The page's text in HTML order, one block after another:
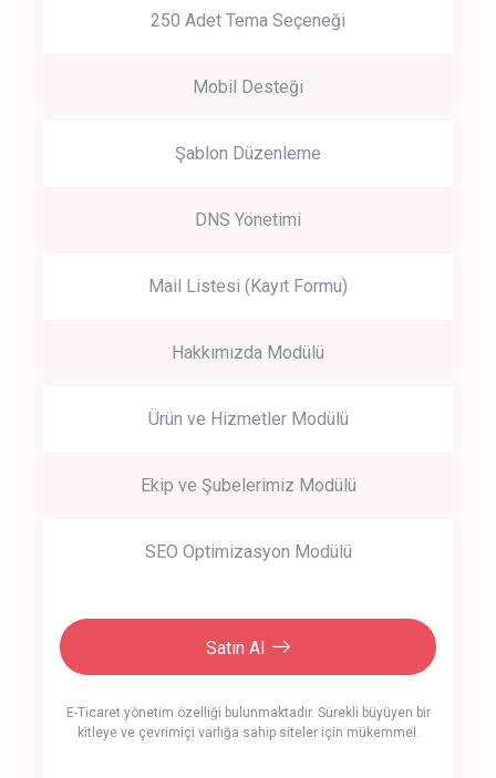
250 Adet Tema Seçeneği
Mobil Desteği
Şablon Düzenleme
DNS Yönetimi
Mail Listesi (Kayıt Formu)
Hakkımızda Modülü
Ürün ve Hizmetler Modülü
Ekip ve Şubelerimiz Modülü
SEO Optimizasyon Modülü
Satın Al
E-Ticaret yönetim özelliği bulunmaktadır. Sürekli büyüyen bir
kitleye ve çevrimiçi varlığa sahip siteler için mükemmel.